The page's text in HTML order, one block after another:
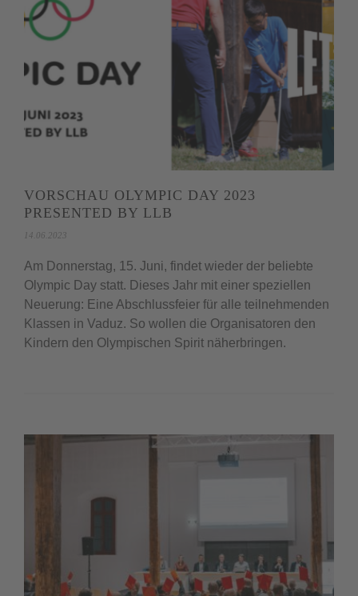
VORSCHAU OLYMPIC DAY 2023
PRESENTED BY LLB
14.06.2023
Am Donnerstag, 15. Juni, findet wieder der beliebte
Olympic Day statt. Dieses Jahr mit einer speziellen
Neuerung: Eine Abschlussfeier für alle teilnehmenden
Klassen in Vaduz. So wollen die Organisatoren den
Kindern den Olympischen Spirit näherbringen.